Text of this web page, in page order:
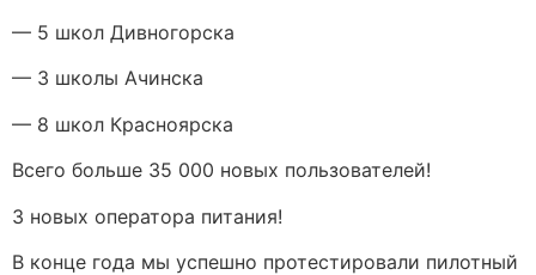
— 5 школ Дивногорска
— 3 школы Ачинска
— 8 школ Красноярска
Всего больше 35 000 новых пользователей!
3 новых оператора питания!
В конце года мы успешно протестировали пилотный